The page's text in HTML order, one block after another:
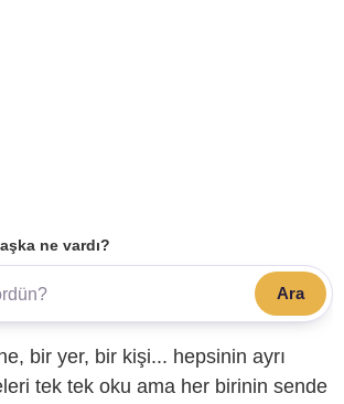
ne vardı?
Ara
bir yer, bir kişi... hepsinin ayrı
tek tek oku ama her birinin sende